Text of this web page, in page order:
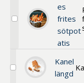
Välj
sötpotatis
es
frites
sötpot
atis
Välj
Kanel
längd